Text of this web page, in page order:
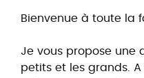
Bienvenue à toute la
Je vous propose une
petits et les grands.